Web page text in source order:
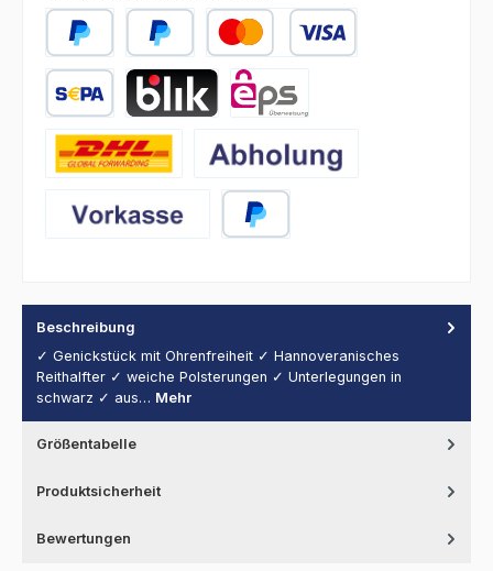
PayPal Später BezahlenKredit- oder Debitkarte
Abholung
Beschreibung
✓ Genickstück mit Ohrenfreiheit ✓ Hannoveranisches
Reithalfter ✓ weiche Polsterungen ✓ Unterlegungen in
schwarz ✓ aus… Mehr
Größentabelle
Produktsicherheit
Bewertungen